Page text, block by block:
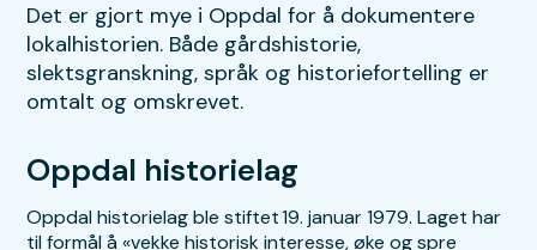
Det er gjort mye i Oppdal for å dokumentere
lokalhistorien. Både gårdshistorie,
slektsgranskning, språk og historiefortelling er
omtalt og omskrevet.
Oppdal historielag
Oppdal historielag ble stiftet 19. januar 1979. Laget har
til formål å «vekke historisk interesse, øke og spre